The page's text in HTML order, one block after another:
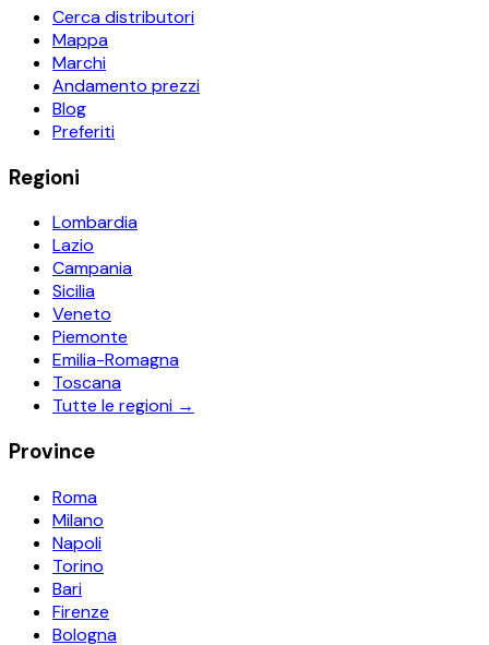
Cerca distributori
Mappa
Marchi
Andamento prezzi
Blog
Preferiti
Regioni
Lombardia
Lazio
Campania
Sicilia
Veneto
Piemonte
Emilia-Romagna
Toscana
Tutte le regioni →
Province
Roma
Milano
Napoli
Torino
Bari
Firenze
Bologna